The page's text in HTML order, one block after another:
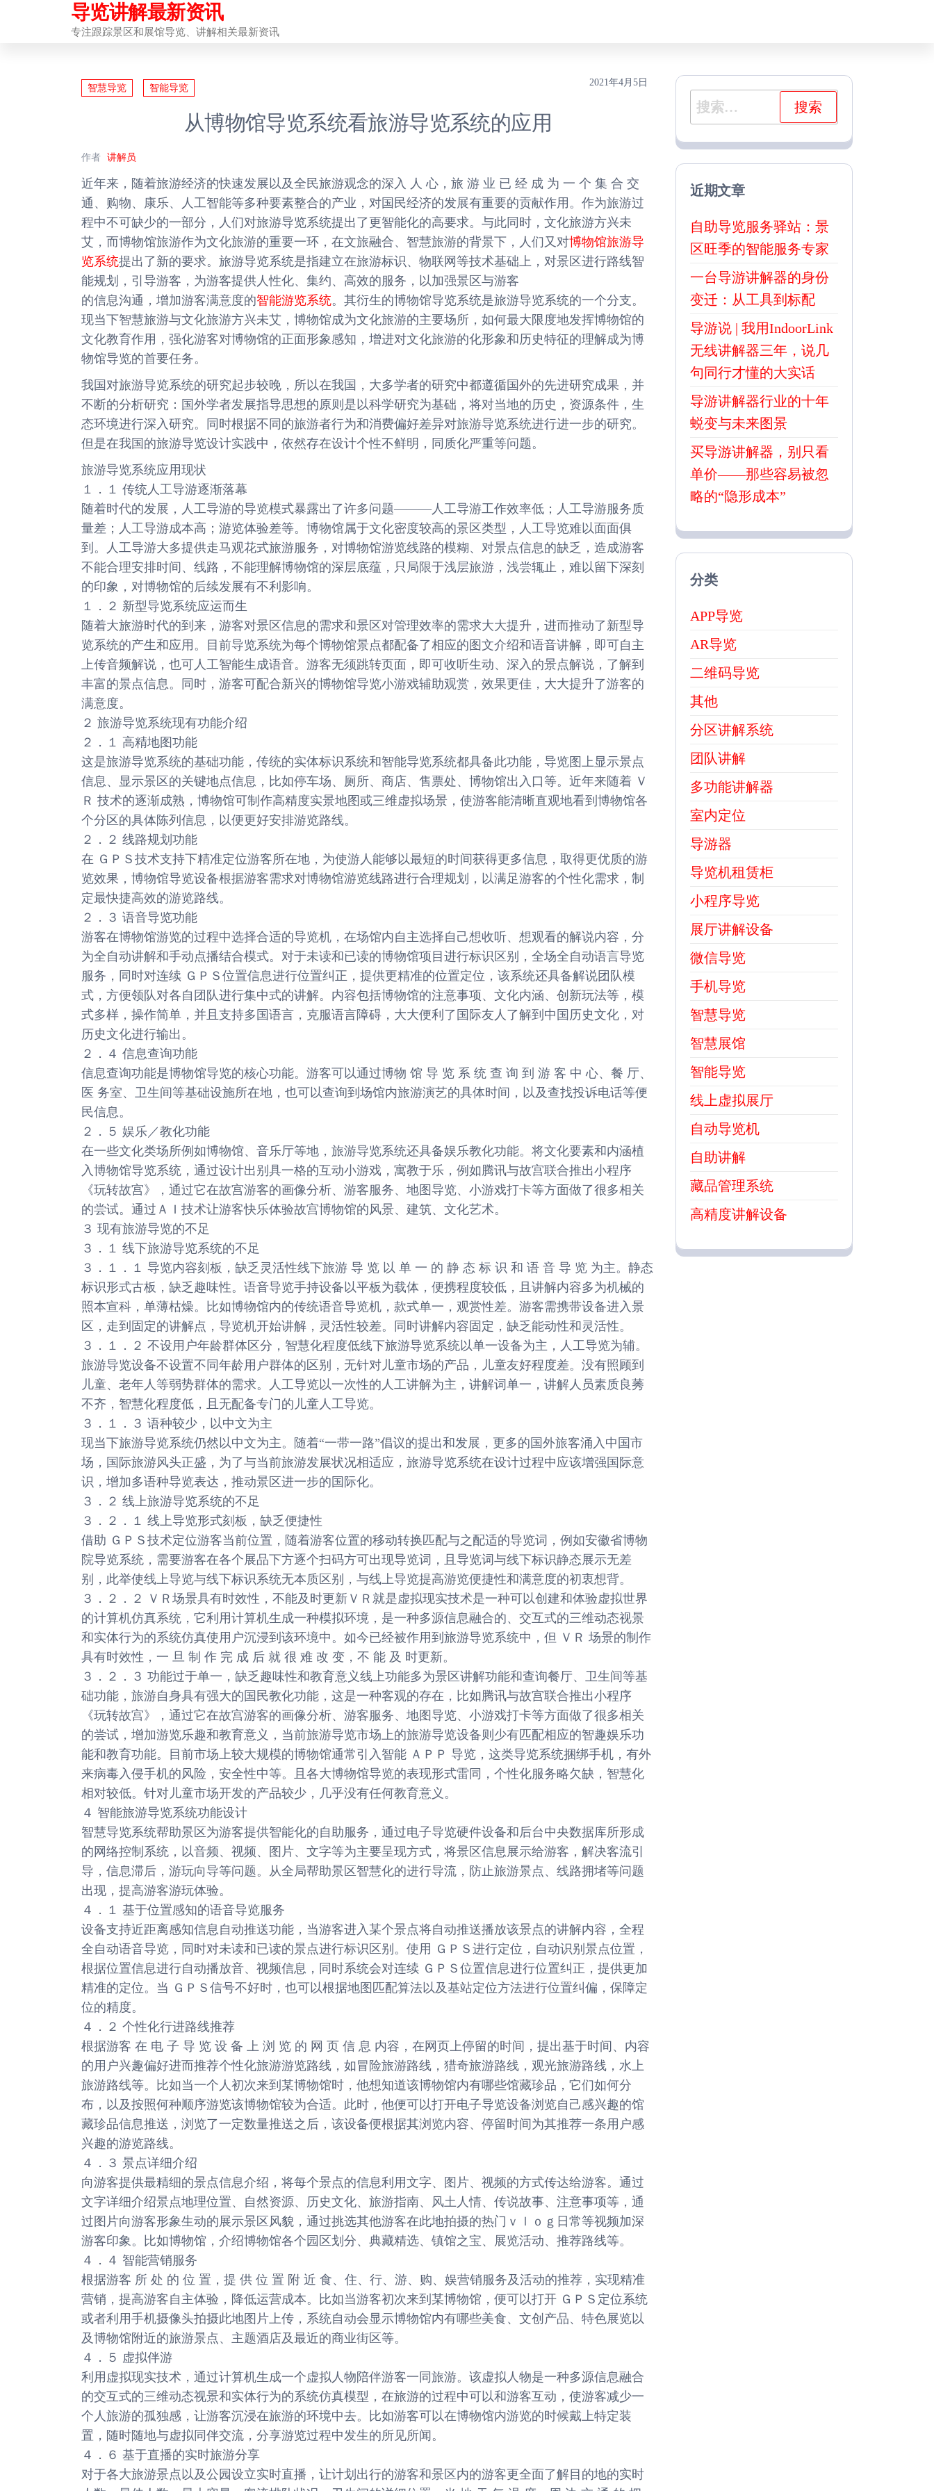
导览讲解最新资讯
专注跟踪景区和展馆导览、讲解相关最新资讯
智慧导览 智能导览
2021年4月5日
从博物馆导览系统看旅游导览系统的应用
作者 讲解员
近年来，随着旅游经济的快速发展以及全民旅游观念的深入 人 心，旅 游 业 已 经 成 为 一 个 集 合 交
通、购物、康乐、人工智能等多种要素整合的产业，对国民经济的发展有重要的贡献作用。作为旅游过
程中不可缺少的一部分，人们对旅游导览系统提出了更智能化的高要求。与此同时，文化旅游方兴未
艾，而博物馆旅游作为文化旅游的重要一环，在文旅融合、智慧旅游的背景下，人们又对博物馆旅游导
览系统提出了新的要求。旅游导览系统是指建立在旅游标识、物联网等技术基础上，对景区进行路线智
能规划，引导游客，为游客提供人性化、集约、高效的服务，以加强景区与游客
的信息沟通，增加游客满意度的智能游览系统。其衍生的博物馆导览系统是旅游导览系统的一个分支。
现当下智慧旅游与文化旅游方兴未艾，博物馆成为文化旅游的主要场所，如何最大限度地发挥博物馆的
文化教育作用，强化游客对博物馆的正面形象感知，增进对文化旅游的化形象和历史特征的理解成为博
物馆导览的首要任务。
我国对旅游导览系统的研究起步较晚，所以在我国，大多学者的研究中都遵循国外的先进研究成果，并
不断的分析研究：国外学者发展指导思想的原则是以科学研究为基础，将对当地的历史，资源条件，生
态环境进行深入研究。同时根据不同的旅游者行为和消费偏好差异对旅游导览系统进行进一步的研究。
但是在我国的旅游导览设计实践中，依然存在设计个性不鲜明，同质化严重等问题。
旅游导览系统应用现状
１．１ 传统人工导游逐渐落幕
随着时代的发展，人工导游的导览模式暴露出了许多问题———人工导游工作效率低；人工导游服务质
量差；人工导游成本高；游览体验差等。博物馆属于文化密度较高的景区类型，人工导览难以面面俱
到。人工导游大多提供走马观花式旅游服务，对博物馆游览线路的模糊、对景点信息的缺乏，造成游客
不能合理安排时间、线路，不能理解博物馆的深层底蕴，只局限于浅层旅游，浅尝辄止，难以留下深刻
的印象，对博物馆的后续发展有不利影响。
１．２ 新型导览系统应运而生
随着大旅游时代的到来，游客对景区信息的需求和景区对管理效率的需求大大提升，进而推动了新型导
览系统的产生和应用。目前导览系统为每个博物馆景点都配备了相应的图文介绍和语音讲解，即可自主
上传音频解说，也可人工智能生成语音。游客无须跳转页面，即可收听生动、深入的景点解说，了解到
丰富的景点信息。同时，游客可配合新兴的博物馆导览小游戏辅助观赏，效果更佳，大大提升了游客的
满意度。
２ 旅游导览系统现有功能介绍
２．１ 高精地图功能
这是旅游导览系统的基础功能，传统的实体标识系统和智能导览系统都具备此功能，导览图上显示景点
信息、显示景区的关键地点信息，比如停车场、厕所、商店、售票处、博物馆出入口等。近年来随着 Ｖ
Ｒ 技术的逐渐成熟，博物馆可制作高精度实景地图或三维虚拟场景，使游客能清晰直观地看到博物馆各
个分区的具体陈列信息，以便更好安排游览路线。
２．２ 线路规划功能
在 ＧＰＳ技术支持下精准定位游客所在地，为使游人能够以最短的时间获得更多信息，取得更优质的游
览效果，博物馆导览设备根据游客需求对博物馆游览线路进行合理规划，以满足游客的个性化需求，制
定最快捷高效的游览路线。
２．３ 语音导览功能
游客在博物馆游览的过程中选择合适的导览机，在场馆内自主选择自己想收听、想观看的解说内容，分
为全自动讲解和手动点播结合模式。对于未读和已读的博物馆项目进行标识区别，全场全自动语言导览
服务，同时对连续 ＧＰＳ位置信息进行位置纠正，提供更精准的位置定位，该系统还具备解说团队模
式，方便领队对各自团队进行集中式的讲解。内容包括博物馆的注意事项、文化内涵、创新玩法等，模
式多样，操作简单，并且支持多国语言，克服语言障碍，大大便利了国际友人了解到中国历史文化，对
历史文化进行输出。
２．４ 信息查询功能
信息查询功能是博物馆导览的核心功能。游客可以通过博物 馆 导 览 系 统 查 询 到 游 客 中 心、餐 厅、
医 务室、卫生间等基础设施所在地，也可以查询到场馆内旅游演艺的具体时间，以及查找投诉电话等便
民信息。
２．５ 娱乐／教化功能
在一些文化类场所例如博物馆、音乐厅等地，旅游导览系统还具备娱乐教化功能。将文化要素和内涵植
入博物馆导览系统，通过设计出别具一格的互动小游戏，寓教于乐，例如腾讯与故宫联合推出小程序
《玩转故宫》，通过它在故宫游客的画像分析、游客服务、地图导览、小游戏打卡等方面做了很多相关
的尝试。通过ＡＩ技术让游客快乐体验故宫博物馆的风景、建筑、文化艺术。
３ 现有旅游导览的不足
３．１ 线下旅游导览系统的不足
３．１．１ 导览内容刻板，缺乏灵活性线下旅游 导 览 以 单 一 的 静 态 标 识 和 语 音 导 览 为主。静态
标识形式古板，缺乏趣味性。语音导览手持设备以平板为载体，便携程度较低，且讲解内容多为机械的
照本宣科，单薄枯燥。比如博物馆内的传统语音导览机，款式单一，观赏性差。游客需携带设备进入景
区，走到固定的讲解点，导览机开始讲解，灵活性较差。同时讲解内容固定，缺乏能动性和灵活性。
３．１．２ 不设用户年龄群体区分，智慧化程度低线下旅游导览系统以单一设备为主，人工导览为辅。
旅游导览设备不设置不同年龄用户群体的区别，无针对儿童市场的产品，儿童友好程度差。没有照顾到
儿童、老年人等弱势群体的需求。人工导览以一次性的人工讲解为主，讲解词单一，讲解人员素质良莠
不齐，智慧化程度低，且无配备专门的儿童人工导览。
３．１．３ 语种较少，以中文为主
现当下旅游导览系统仍然以中文为主。随着“一带一路”倡议的提出和发展，更多的国外旅客涌入中国市
场，国际旅游风头正盛，为了与当前旅游发展状况相适应，旅游导览系统在设计过程中应该增强国际意
识，增加多语种导览表达，推动景区进一步的国际化。
３．２ 线上旅游导览系统的不足
３．２．１ 线上导览形式刻板，缺乏便捷性
借助 ＧＰＳ技术定位游客当前位置，随着游客位置的移动转换匹配与之配适的导览词，例如安徽省博物
院导览系统，需要游客在各个展品下方逐个扫码方可出现导览词，且导览词与线下标识静态展示无差
别，此举使线上导览与线下标识系统无本质区别，与线上导览提高游览便捷性和满意度的初衷想背。
３．２．２ ＶＲ场景具有时效性，不能及时更新ＶＲ就是虚拟现实技术是一种可以创建和体验虚拟世界
的计算机仿真系统，它利用计算机生成一种模拟环境，是一种多源信息融合的、交互式的三维动态视景
和实体行为的系统仿真使用户沉浸到该环境中。如今已经被作用到旅游导览系统中，但 ＶＲ 场景的制作
具有时效性，一 旦 制 作 完 成 后 就 很 难 改 变，不 能 及 时更新。
３．２．３ 功能过于单一，缺乏趣味性和教育意义线上功能多为景区讲解功能和查询餐厅、卫生间等基
础功能，旅游自身具有强大的国民教化功能，这是一种客观的存在，比如腾讯与故宫联合推出小程序
《玩转故宫》，通过它在故宫游客的画像分析、游客服务、地图导览、小游戏打卡等方面做了很多相关
的尝试，增加游览乐趣和教育意义，当前旅游导览市场上的旅游导览设备则少有匹配相应的智趣娱乐功
能和教育功能。目前市场上较大规模的博物馆通常引入智能 ＡＰＰ 导览，这类导览系统捆绑手机，有外
来病毒入侵手机的风险，安全性中等。且各大博物馆导览的表现形式雷同，个性化服务略欠缺，智慧化
相对较低。针对儿童市场开发的产品较少，几乎没有任何教育意义。
４ 智能旅游导览系统功能设计
智慧导览系统帮助景区为游客提供智能化的自助服务，通过电子导览硬件设备和后台中央数据库所形成
的网络控制系统，以音频、视频、图片、文字等为主要呈现方式，将景区信息展示给游客，解决客流引
导，信息滞后，游玩向导等问题。从全局帮助景区智慧化的进行导流，防止旅游景点、线路拥堵等问题
出现，提高游客游玩体验。
４．１ 基于位置感知的语音导览服务
设备支持近距离感知信息自动推送功能，当游客进入某个景点将自动推送播放该景点的讲解内容，全程
全自动语音导览，同时对未读和已读的景点进行标识区别。使用 ＧＰＳ进行定位，自动识别景点位置，
根据位置信息进行自动播放音、视频信息，同时系统会对连续 ＧＰＳ位置信息进行位置纠正，提供更加
精准的定位。当 ＧＰＳ信号不好时，也可以根据地图匹配算法以及基站定位方法进行位置纠偏，保障定
位的精度。
４．２ 个性化行进路线推荐
根据游客 在 电 子 导 览 设 备 上 浏 览 的 网 页 信 息 内容，在网页上停留的时间，提出基于时间、内容
的用户兴趣偏好进而推荐个性化旅游游览路线，如冒险旅游路线，猎奇旅游路线，观光旅游路线，水上
旅游路线等。比如当一个人初次来到某博物馆时，他想知道该博物馆内有哪些馆藏珍品，它们如何分
布，以及按照何种顺序游览该博物馆较为合适。此时，他便可以打开电子导览设备浏览自己感兴趣的馆
藏珍品信息推送，浏览了一定数量推送之后，该设备便根据其浏览内容、停留时间为其推荐一条用户感
兴趣的游览路线。
４．３ 景点详细介绍
向游客提供最精细的景点信息介绍，将每个景点的信息利用文字、图片、视频的方式传达给游客。通过
文字详细介绍景点地理位置、自然资源、历史文化、旅游指南、风土人情、传说故事、注意事项等，通
过图片向游客形象生动的展示景区风貌，通过挑选其他游客在此地拍摄的热门ｖｌｏｇ日常等视频加深
游客印象。比如博物馆，介绍博物馆各个园区划分、典藏精选、镇馆之宝、展览活动、推荐路线等。
４．４ 智能营销服务
根据游客 所 处 的 位 置，提 供 位 置 附 近 食、住、行、游、购、娱营销服务及活动的推荐，实现精准
营销，提高游客自主体验，降低运营成本。比如当游客初次来到某博物馆，便可以打开 ＧＰＳ定位系统
或者利用手机摄像头拍摄此地图片上传，系统自动会显示博物馆内有哪些美食、文创产品、特色展览以
及博物馆附近的旅游景点、主题酒店及最近的商业街区等。
４．５ 虚拟伴游
利用虚拟现实技术，通过计算机生成一个虚拟人物陪伴游客一同旅游。该虚拟人物是一种多源信息融合
的交互式的三维动态视景和实体行为的系统仿真模型，在旅游的过程中可以和游客互动，使游客减少一
个人旅游的孤独感，让游客沉浸在旅游的环境中去。比如游客可以在博物馆内游览的时候戴上特定装
置，随时随地与虚拟同伴交流，分享游览过程中发生的所见所闻。
４．６ 基于直播的实时旅游分享
对于各大旅游景点以及公园设立实时直播，让计划出行的游客和景区内的游客更全面了解目的地的实时
搜
索：
近期文章
自助导览服务驿站：景
区旺季的智能服务专家
一台导游讲解器的身份
变迁：从工具到标配
导游说 | 我用IndoorLink
无线讲解器三年，说几
句同行才懂的大实话
导游讲解器行业的十年
蜕变与未来图景
买导游讲解器，别只看
单价——那些容易被忽
略的“隐形成本”
分类
APP导览
AR导览
二维码导览
其他
分区讲解系统
团队讲解
多功能讲解器
室内定位
导游器
导览机租赁柜
小程序导览
展厅讲解设备
微信导览
手机导览
智慧导览
智慧展馆
智能导览
线上虚拟展厅
自动导览机
自助讲解
藏品管理系统
高精度讲解设备